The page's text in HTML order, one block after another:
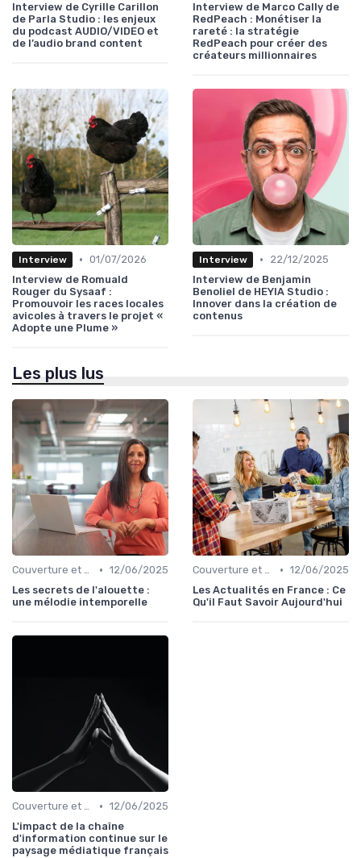
Interview de Cyrille Carillon
de Parla Studio : les enjeux
du podcast AUDIO/VIDEO et
de l’audio brand content
Interview de Marco Cally de
RedPeach : Monétiser la
rareté : la stratégie
RedPeach pour créer des
créateurs millionnaires
Interview • 01/07/2026
Interview de Romuald
Rouger du Sysaaf :
Promouvoir les races locales
avicoles à travers le projet «
Adopte une Plume »
Interview •
22/12/2025
Interview de Benjamin
Benoliel de HEYIA Studio :
Innover dans la création de
contenus
Les plus lus
Couverture et choix de sujets • 12/06/2025
Les secrets de l'alouette :
une mélodie intemporelle
Couverture et choix de sujets • 12/06/2025
Les Actualités en France : Ce
Qu'il Faut Savoir Aujourd'hui
Couverture et choix de sujets • 12/06/2025
L'impact de la chaîne
d'information continue sur le
paysage médiatique français